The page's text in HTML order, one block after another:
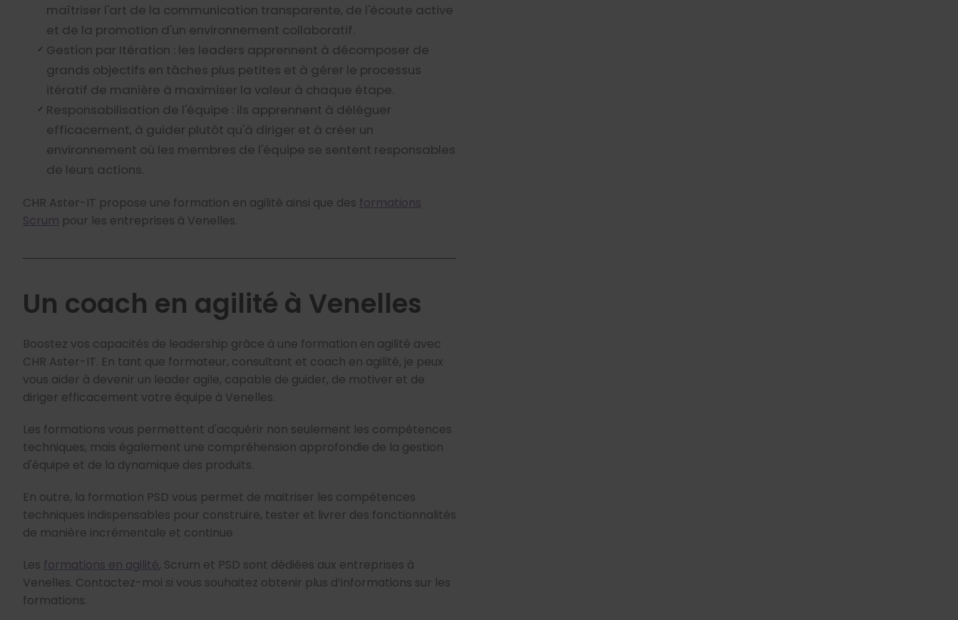
maîtriser l'art de la communication transparente, de l'écoute active
et de la promotion d'un environnement collaboratif.
Gestion par Itération : les leaders apprennent à décomposer de
grands objectifs en tâches plus petites et à gérer le processus
itératif de manière à maximiser la valeur à chaque étape.
Responsabilisation de l'équipe : ils apprennent à déléguer
efficacement, à guider plutôt qu'à diriger et à créer un
environnement où les membres de l'équipe se sentent responsables
de leurs actions.
CHR Aster-IT propose une formation en agilité ainsi que des formations
Scrum pour les entreprises à Venelles.
Un coach en agilité à Venelles
Boostez vos capacités de leadership grâce à une formation en agilité avec
CHR Aster-IT. En tant que formateur, consultant et coach en agilité, je peux
vous aider à devenir un leader agile, capable de guider, de motiver et de
diriger efficacement votre équipe à Venelles.
Les formations vous permettent d'acquérir non seulement les compétences
techniques, mais également une compréhension approfondie de la gestion
d'équipe et de la dynamique des produits.
En outre, la formation PSD vous permet de maitriser les compétences
techniques indispensables pour construire, tester et livrer des fonctionnalités
de manière incrémentale et continue
Les formations en agilité, Scrum et PSD sont dédiées aux entreprises à
Venelles. Contactez-moi si vous souhaitez obtenir plus d’informations sur les
formations.